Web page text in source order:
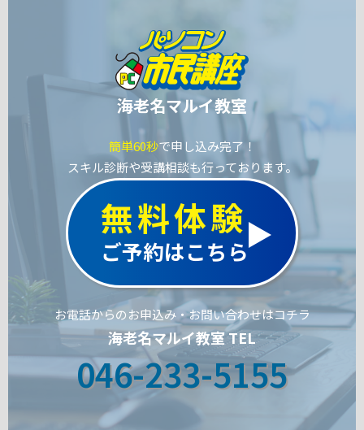
海老名マルイ教室
簡単60秒で申し込み完了！
スキル診断や受講相談も行っております。
無料体験
ご予約はこちら
お電話からのお申込み・お問い合わせはコチラ
海老名マルイ教室 TEL
046-233-5155